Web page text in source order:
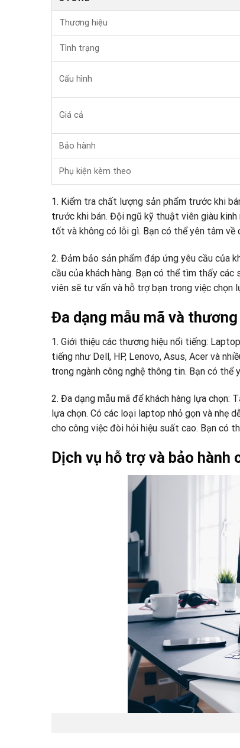
Thương hiệu
Tình trạng
Cấu hình
Giá cả
Bảo hành
Phụ kiện kèm theo
1. Kiểm tra chất lượng sản phẩm trước khi
trước khi bán. Đội ngũ kỹ thuật viên giàu
tốt và không có lỗi gì. Bạn có thể yên tâm về
2. Đảm bảo sản phẩm đáp ứng yêu cầu của
cầu của khách hàng. Bạn có thể tìm thấy các
viên sẽ tư vấn và hỗ trợ bạn trong việc chọn
Đa dạng mẫu mã và
1. Giới thiệu các thương hiệu nổi tiếng:
tiếng như Dell, HP, Lenovo, Asus, Acer và
trong ngành công nghệ thông tin. Bạn có
2. Đa dạng mẫu mã để khách hàng lựa
lựa chọn. Có các loại laptop nhỏ gọn và nhẹ
cho công việc đòi hỏi hiệu suất cao. Bạn có
Dịch vụ hỗ trợ và bảo hành